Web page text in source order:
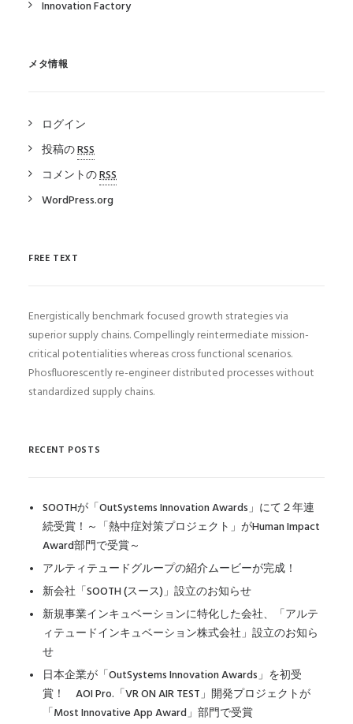
Innovation Factory
メタ情報
ログイン
投稿のRSS
コメントのRSS
WordPress.org
FREE TEXT
Energistically benchmark focused growth strategies via
superior supply chains. Compellingly reintermediate mission-
critical potentialities whereas cross functional scenarios.
Phosfluorescently re-engineer distributed processes without
standardized supply chains.
RECENT POSTS
SOOTHが「OutSystems Innovation Awards」にて２年連
続受賞！～「熱中症対策プロジェクト」がHuman Impact
Award部門で受賞～
アルティテュードグループの紹介ムービーが完成！
新会社「SOOTH (スース)」設立のお知らせ
新規事業インキュベーションに特化した会社、「アルテ
ィテュードインキュベーション株式会社」設立のお知ら
せ
日本企業が「OutSystems Innovation Awards」を初受
賞！ AOI Pro.「VR ON AIR TEST」開発プロジェクトが
「Most Innovative App Award」部門で受賞